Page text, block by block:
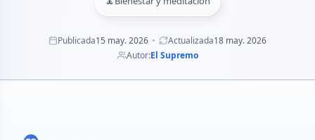
Publicada15 may. 2026 Actualizada18 may. 2026
Autor:El Supremo